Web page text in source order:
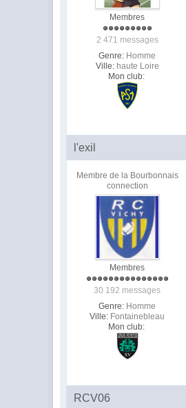
Membres
2 471 messages
Genre: Homme
Ville: haute Loire
Mon club:
l'exil
Membre de la Bourbonnais
connection
Membres
30 192 messages
Genre: Homme
Ville: Fontainebleau
Mon club:
RCV06